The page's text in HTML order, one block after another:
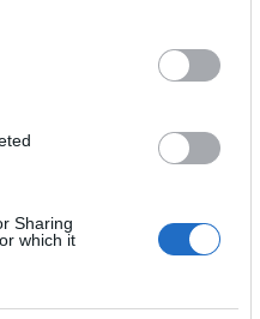
Sharing
which it
Eurovision: Η Antigoni χάρισε